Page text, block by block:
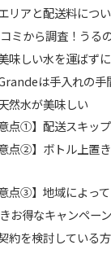
リアと配送料につ
ミから調査！うる
味しい水を運ばず
は手入れの手
然水が美味しい
意点①】配送スキッ
意点②】ボトル上置
意点③】地域によっ
お得なキャンペー
約を検討している